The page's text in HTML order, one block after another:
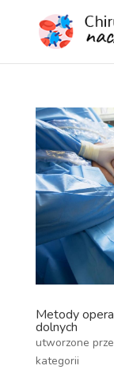
Metody
dolnych
utworzone
kategorii